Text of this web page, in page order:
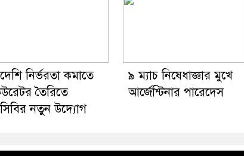
নির্ভরতা কমাতে
তৈরিতে
নতুন উদ্যোগ
৯ ম্যাচ নিষেধাজ্ঞার মুখে
আর্জেন্টিনার পারেদেস